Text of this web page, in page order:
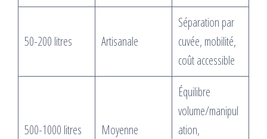
50-200 litres Artisanale
Séparation par
cuvée, mobilité,
coût accessible
500-1000 litres Moyenne
Équilibre
volume/manipul
ation,